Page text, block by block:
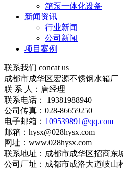
箱泵一体化设备
新闻资讯
行业新闻
公司新闻
项目案例
联系我们 concat us
成都市成华区宏源不锈钢水箱厂
联 系 人：唐经理
联系电话： 19381988940
公司传真：028-86659250
电子邮箱： 109539891@qq.com
邮箱：hysx@028hysx.com
网址：www.028hysx.com
联系地址：成都市成华区招商东
公司厂址：成都市成洛大道岐山